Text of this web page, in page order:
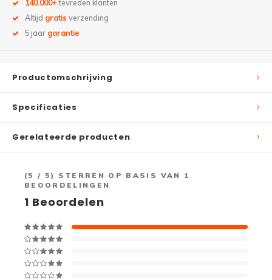
140.000+ tevreden klanten
Altijd gratis verzending
5 jaar garantie
Productomschrijving
Specificaties
Gerelateerde producten
( 5 / 5) STERREN OP BASIS VAN 1
BEOORDELINGEN
1 Beoordelen